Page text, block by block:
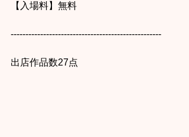
【入場料】無料
---------------------------------------------------
出店作品数27点